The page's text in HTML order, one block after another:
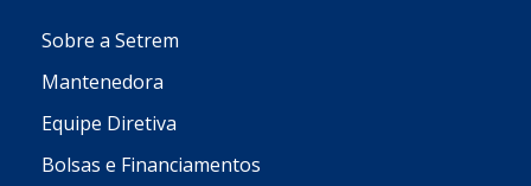
Sobre a Setrem
Mantenedora
Equipe Diretiva
Bolsas e Financiamentos